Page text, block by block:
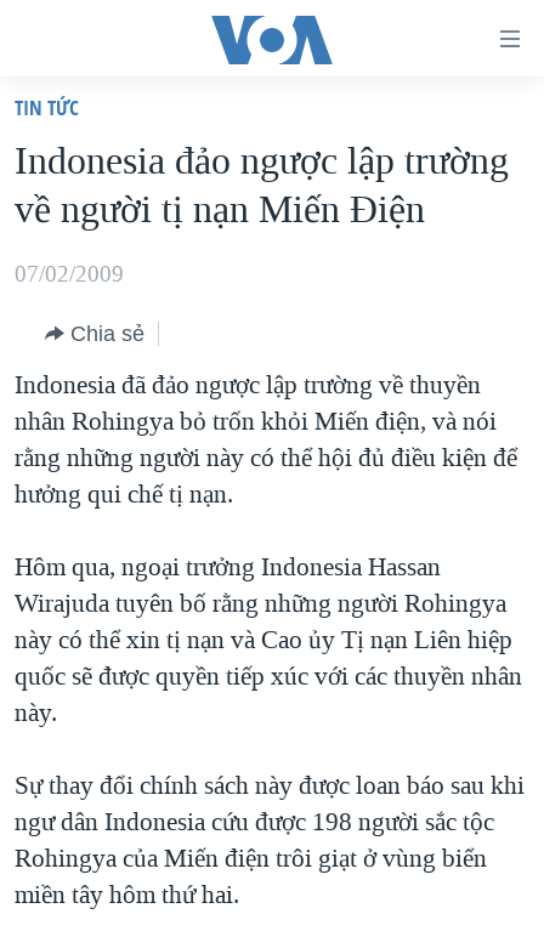
truy
cập
Tới
dung
chính
điều
hướng
chính
Đi
"Tìm"
VIỆT NAM
HOA KỲ
BIỂN ĐÔNG
BLOG
DIỄN ĐÀN
MỤC
TỰ DO BÁO CHÍ
NGƯỜI VIỆT HẢI NGOẠI
ĐỜI SỐNG
VĂN HOÁ
THỂ THAO
GIÁO DỤC
CHUYÊN ĐỀ
HÀNH TRÌNH BẦU CỬ 2024
MỘT NĂM CHIẾN TRANH TẠI DẢI GAZA
GIẢI MÃ VÀNH ĐAI & CON ĐƯỜNG
NGÀY TỊ NẠN THẾ GIỚI
GROUND ZERO – XƯA VÀ NAY
CHI PHÍ CHIẾN TRANH AFGHANISTAN
CÁC GIÁ TRỊ CỘNG HÒA Ở VIỆT NAM
VIDEO
NGHE
MẠNG XÃ HỘI
Ngôn ngữ khác
TIN TỨC
Indonesia đảo ngược lập trường
về người tị nạn Miến Ðiện
07/02/2009
Chia sẻ
Indonesia đã đảo ngược lập trường về thuyền
nhân Rohingya bỏ trốn khỏi Miến điện, và nói
rằng những người này có thể hội đủ điều kiện để
hưởng qui chế tị nạn.
Hôm qua, ngoại trưởng Indonesia Hassan
Wirajuda tuyên bố rằng những người Rohingya
này có thể xin tị nạn và Cao ủy Tị nạn Liên hiệp
quốc sẽ được quyền tiếp xúc với các thuyền nhân
này.
Sự thay đổi chính sách này được loan báo sau khi
ngư dân Indonesia cứu được 198 người sắc tộc
Rohingya của Miến điện trôi giạt ở vùng biển
miền tây hôm thứ hai.